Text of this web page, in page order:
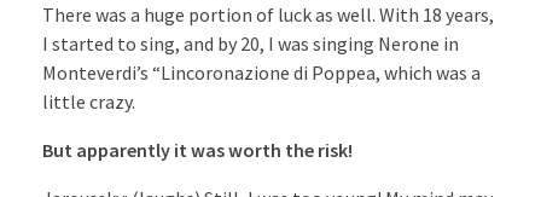
There was a huge portion of luck as well. With 18 years,
I started to sing, and by 20, I was singing Nerone in
Monteverdi’s “Lincoronazione di Poppea, which was a
little crazy.
But apparently it was worth the risk!